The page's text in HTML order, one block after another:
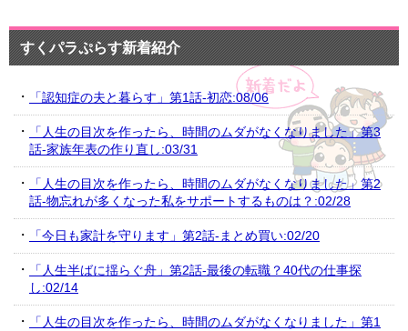
すくパラぷらす新着紹介
「認知症の夫と暮らす」第1話-初恋:08/06
「人生の目次を作ったら、時間のムダがなくなりました」第3
話-家族年表の作り直し:03/31
「人生の目次を作ったら、時間のムダがなくなりました」第2
話-物忘れが多くなった私をサポートするものは？:02/28
「今日も家計を守ります」第2話-まとめ買い:02/20
「人生半ばに揺らぐ舟」第2話-最後の転職？40代の仕事探
し:02/14
「人生の目次を作ったら、時間のムダがなくなりました」第1